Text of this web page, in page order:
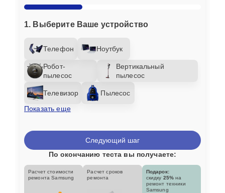
1. Выберите Ваше устройство
Телефон Ноутбук
Робот-
пылесос
Вертикальный
пылесос
Телевизор
Пылесос
Показать еще
Следующий шаг
По окончанию теста вы получаете:
Расчет стоимости
ремонта Samsung
Расчет сроков
ремонта
Подарок:
скидку 25% на
ремонт техники
Samsung